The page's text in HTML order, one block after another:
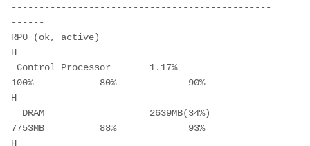
-----------------------------------------------
------
RP0 (ok, active)
H
100%            80%             90%
H
7753MB          88%             93%
H